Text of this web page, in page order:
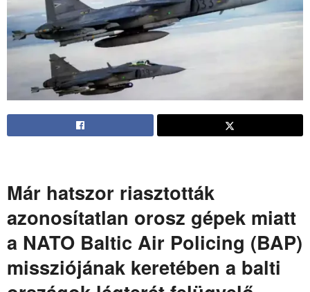
Már hatszor riasztották
azonosítatlan orosz gépek miatt
a NATO Baltic Air Policing (BAP)
missziójának keretében a balti